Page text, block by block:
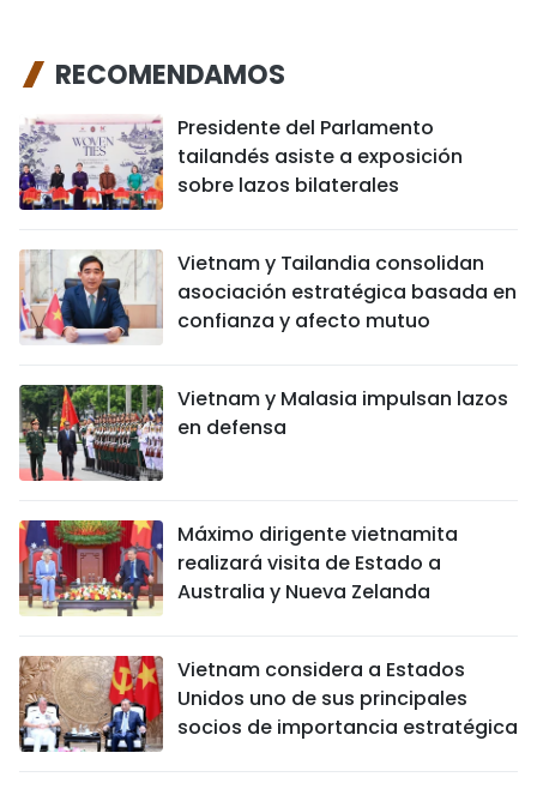
RECOMENDAMOS
Presidente del Parlamento
tailandés asiste a exposición
sobre lazos bilaterales
Vietnam y Tailandia consolidan
asociación estratégica basada en
confianza y afecto mutuo
Vietnam y Malasia impulsan lazos
en defensa
Máximo dirigente vietnamita
realizará visita de Estado a
Australia y Nueva Zelanda
Vietnam considera a Estados
Unidos uno de sus principales
socios de importancia estratégica